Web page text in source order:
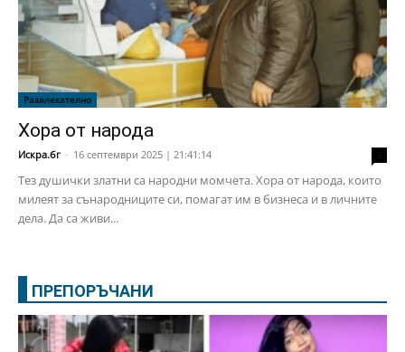
Развлекателно
Хора от народа
Искра.бг - 16 септември 2025 | 21:41:14
Тез душички златни са народни момчета. Хора от народа, които
милеят за сънародниците си, помагат им в бизнеса и в личните
дела. Да са живи...
ПРЕПОРЪЧАНИ